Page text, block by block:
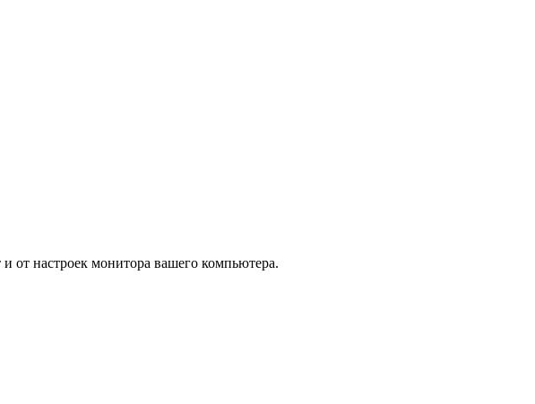
от настроек монитора вашего компьютера.